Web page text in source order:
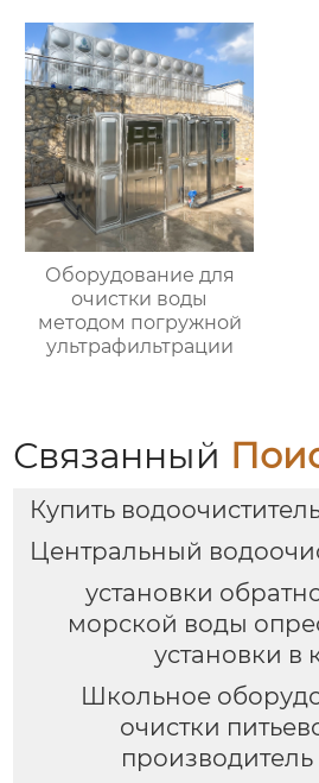
Оборудование для
очистки воды
методом погружной
ультрафильтрации
Связанный
Купить
Центральный
установки
морской воды
установки в
Школьное
очистки
производитель